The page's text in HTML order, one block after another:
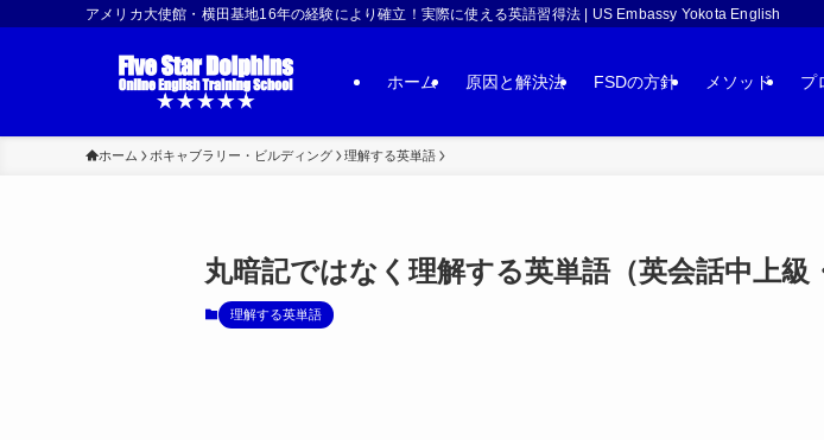
アメリカ大使館・横田基地16年の経験により確立！実際に使える英語習得法 | US Embassy Yokota English
ホーム 原因と解決法 FSDの方針 メソッド プ
ホーム ボキャブラリー・ビルディング 理解する英単語
丸暗記ではなく理解する英単語（英会話中上
理解する英単語